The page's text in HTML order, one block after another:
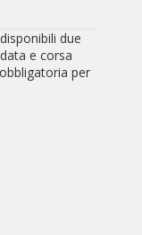
due
e corsa
per